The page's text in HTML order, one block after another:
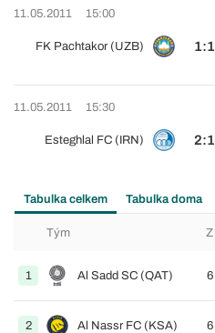
11.05.2011 15:00
FK Pachtakor (UZB) 1:1
11.05.2011 15:30
Esteghlal FC (IRN) 2:1
Tabulka celkem Tabulka doma
Tým Z
1 Al Sadd SC (QAT) 6
2 Al Nassr FC (KSA) 6